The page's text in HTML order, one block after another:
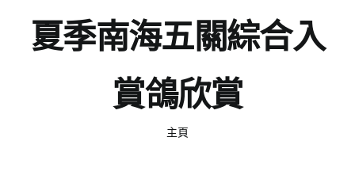
夏季南海五關綜合入
賞鴿欣賞
主頁